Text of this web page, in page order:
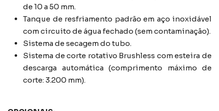
de 10 a 50 mm.
Tanque de resfriamento padrão em aço inoxidável
com circuito de água fechado (sem contaminação).
Sistema de secagem do tubo.
Sistema de corte rotativo Brushless com esteira de
descarga automática (comprimento máximo de
corte: 3.200 mm).